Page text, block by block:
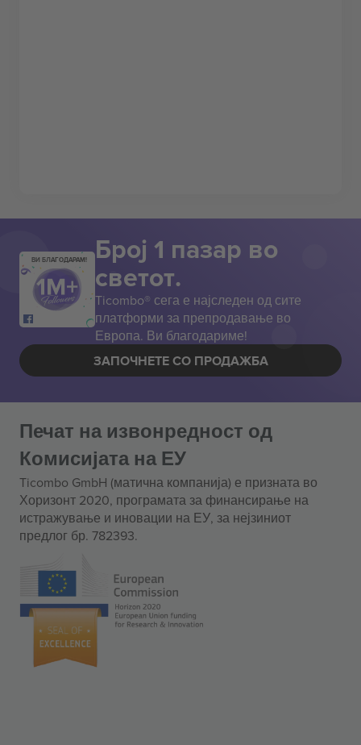
ВИ БЛАГОДАРАМ! Број 1 пазар во
светот.
Ticombo® сега е најследен од сите
платформи за препродавање во
Европа. Ви благодариме!
ЗАПОЧНЕТЕ СО ПРОДАЖБА
Печат на извонредност од
Комисијата на ЕУ
Ticombo GmbH (матична компанија) е призната во
Хоризонт 2020, програмата за финансирање на
истражување и иновации на ЕУ, за нејзиниот
предлог бр. 782393.